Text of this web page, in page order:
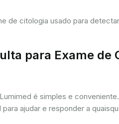
de citologia usado para
para Exame de
é simples e
ajudar e responder a